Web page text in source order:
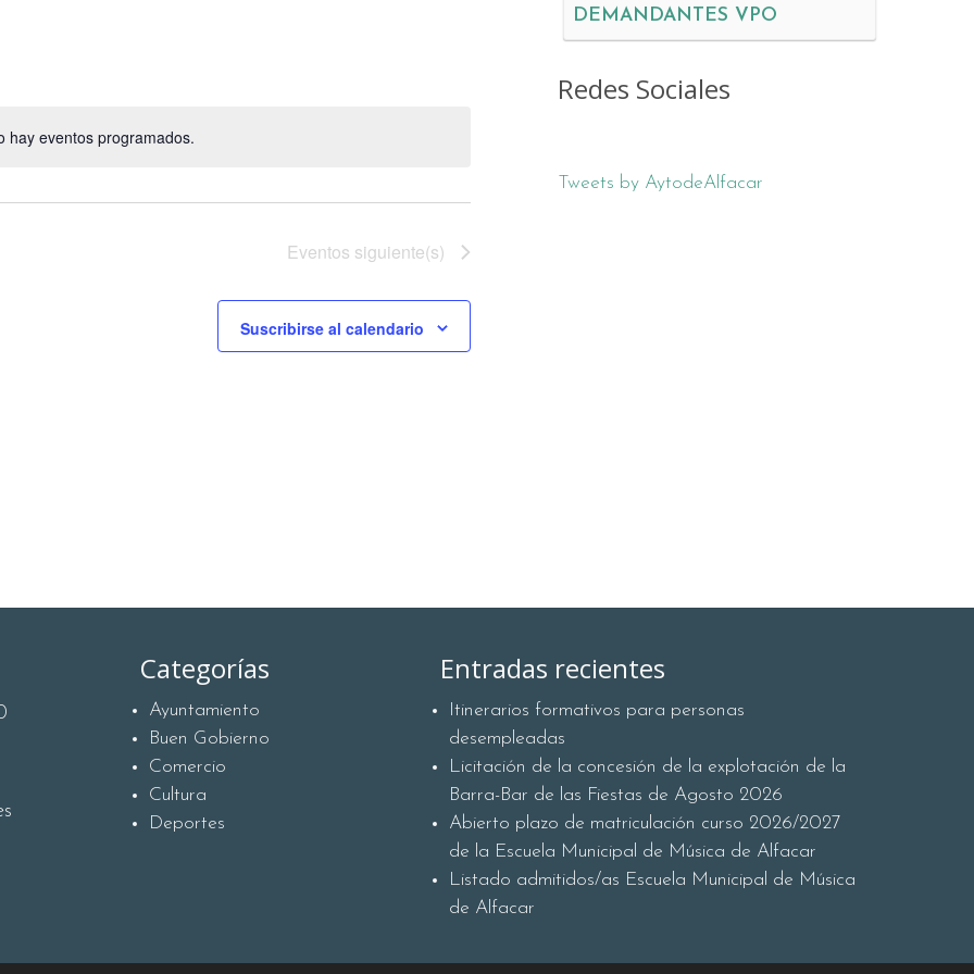
Aviso
hay eventos programados.
Eventos siguiente(s)
Suscribirse al calendario
DEMANDANTES VPO
Redes Sociales
Tweets by AytodeAlfacar
Categorías
Ayuntamiento
Buen Gobierno
Comercio
Cultura
Deportes
Entradas recientes
Itinerarios formativos para personas
desempleadas
Licitación de la concesión de la explotación de la
Barra-Bar de las Fiestas de Agosto 2026
Abierto plazo de matriculación curso 2026/2027
de la Escuela Municipal de Música de Alfacar
Listado admitidos/as Escuela Municipal de Música
de Alfacar